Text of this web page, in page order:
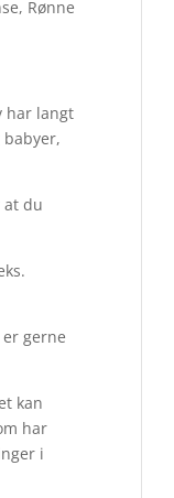
Rønne
har langt
at du
gerne
kan
har
i